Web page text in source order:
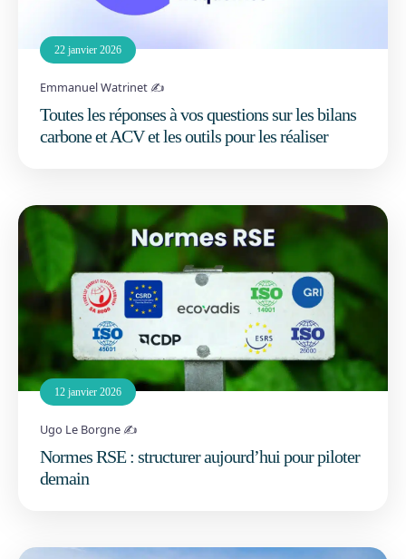
22 janvier 2026
Emmanuel Watrinet ✍️
Toutes les réponses à vos questions sur les bilans
carbone et ACV et les outils pour les réaliser
12 janvier 2026
Ugo Le Borgne ✍️
Normes RSE : structurer aujourd’hui pour piloter
demain